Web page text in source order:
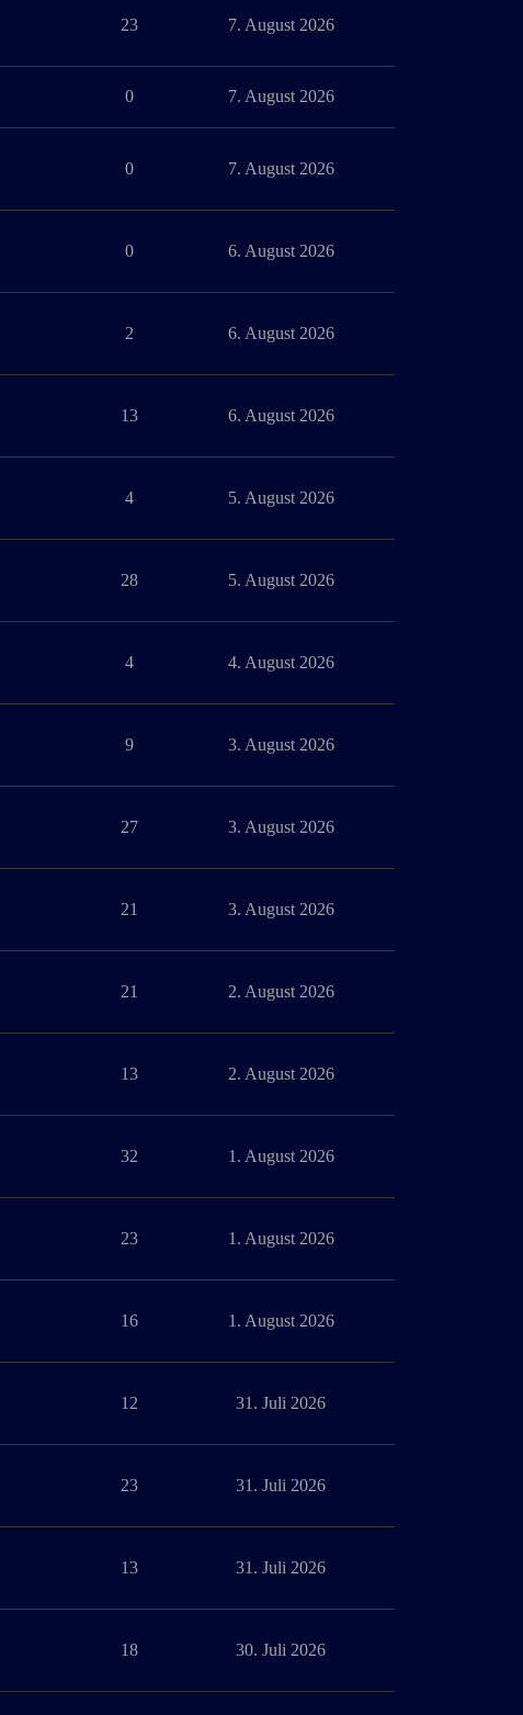
23 7. August 2026
0 7. August 2026
0 7. August 2026
0 6. August 2026
2 6. August 2026
13 6. August 2026
4 5. August 2026
28 5. August 2026
4 4. August 2026
9 3. August 2026
27 3. August 2026
21 3. August 2026
21 2. August 2026
13 2. August 2026
32 1. August 2026
23 1. August 2026
16 1. August 2026
12 31. Juli 2026
23 31. Juli 2026
13 31. Juli 2026
18 30. Juli 2026